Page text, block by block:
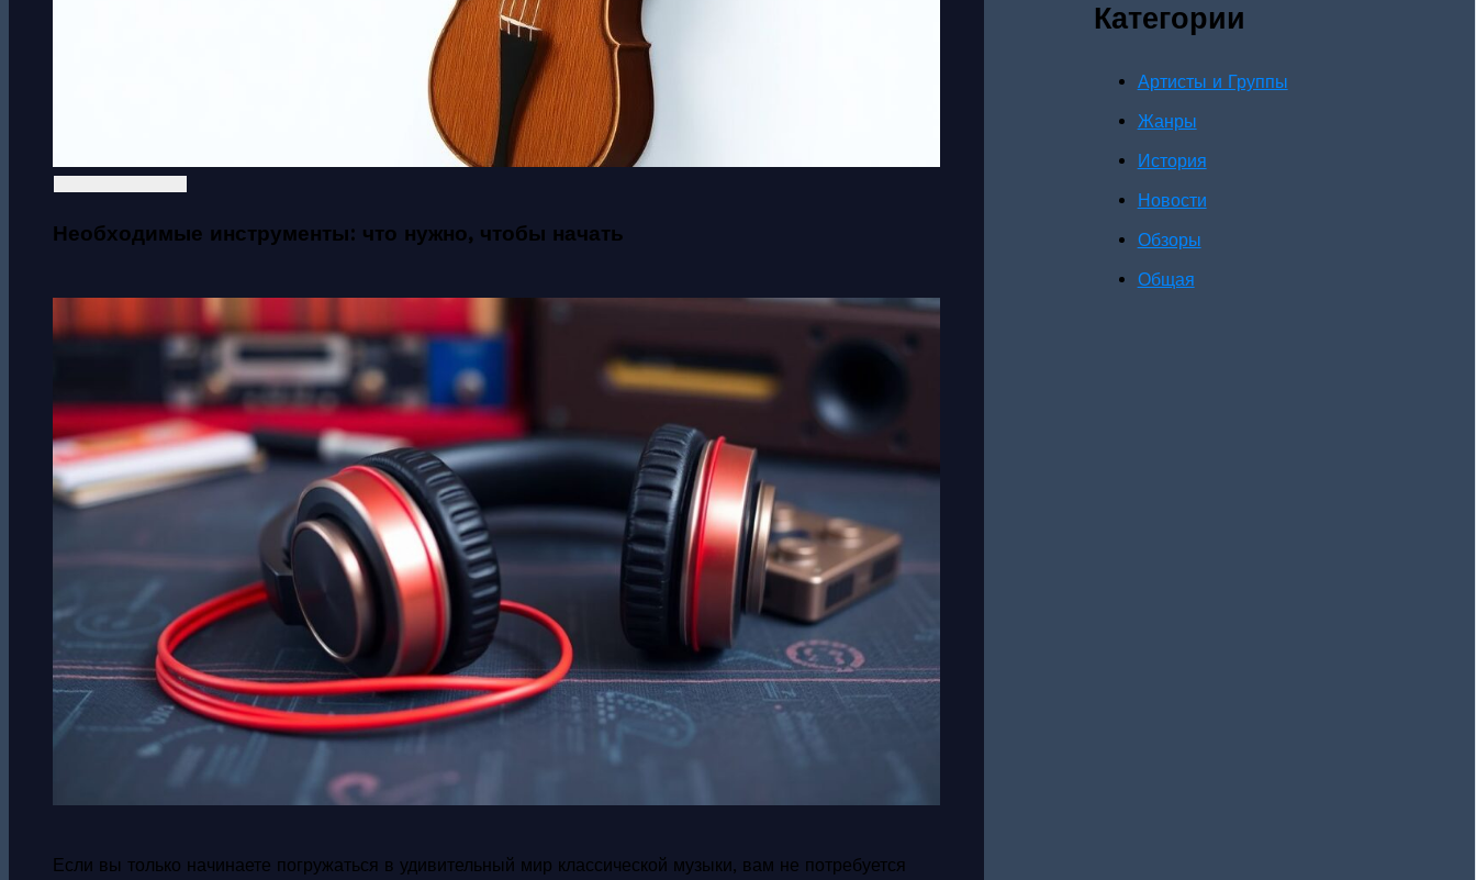
Необходимые инструменты: что нужно, чтобы начать
Если вы только начинаете погружаться в удивительный мир классической музыки, вам не потребуется
Категории
Артисты и Группы
Жанры
История
Новости
Обзоры
Общая